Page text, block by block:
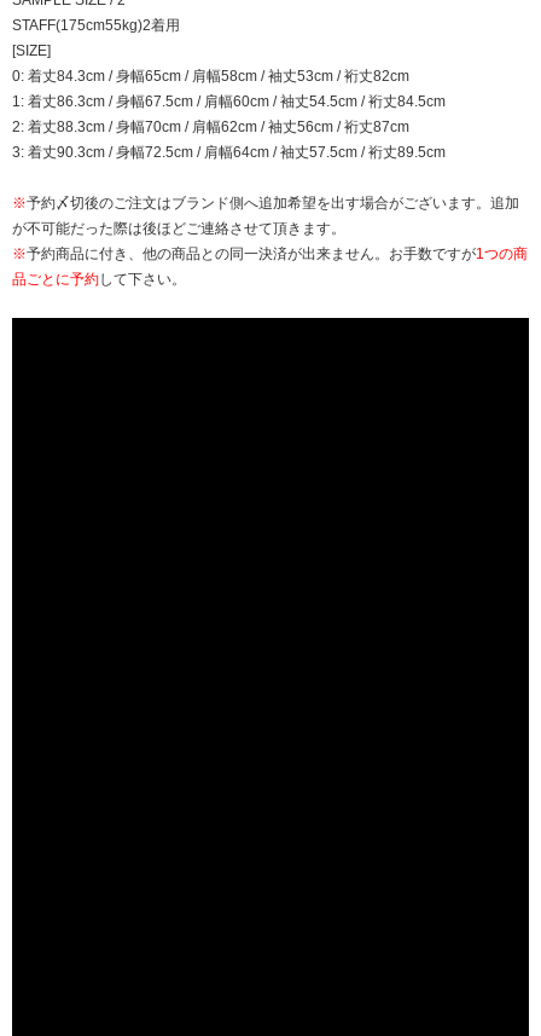
STAFF(175cm55kg)2着用
[SIZE]
0: 着丈84.3cm / 身幅65cm / 肩幅58cm / 袖丈53cm / 裄丈82cm
1: 着丈86.3cm / 身幅67.5cm / 肩幅60cm / 袖丈54.5cm / 裄丈84.5cm
2: 着丈88.3cm / 身幅70cm / 肩幅62cm / 袖丈56cm / 裄丈87cm
3: 着丈90.3cm / 身幅72.5cm / 肩幅64cm / 袖丈57.5cm / 裄丈89.5cm
※予約〆切後のご注文はブランド側へ追加希望を出す場合がございます。追加
が不可能だった際は後ほどご連絡させて頂きます。
※予約商品に付き、他の商品との同一決済が出来ません。お手数ですが1つの商
品ごとに予約して下さい。